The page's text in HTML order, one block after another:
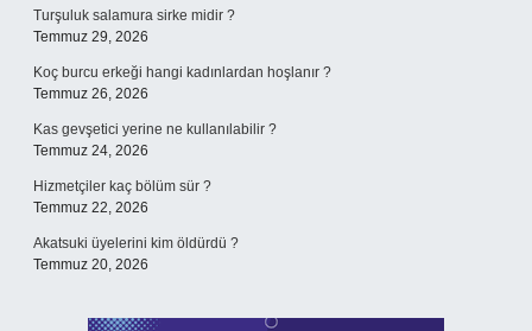
Turşuluk salamura sirke midir ?
Temmuz 29, 2026
Koç burcu erkeği hangi kadınlardan hoşlanır ?
Temmuz 26, 2026
Kas gevşetici yerine ne kullanılabilir ?
Temmuz 24, 2026
Hizmetçiler kaç bölüm sür ?
Temmuz 22, 2026
Akatsuki üyelerini kim öldürdü ?
Temmuz 20, 2026